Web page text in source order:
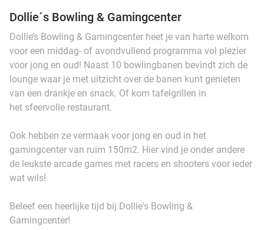
Dollie´s Bowling & Gamingcenter
Dollie’s Bowling & Gamingcenter heet je van harte welkom
voor een middag- of avondvullend programma vol plezier
voor jong en oud! Naast 10 bowlingbanen bevindt zich de
lounge waar je met uitzicht over de banen kunt genieten
van een drankje en snack. Of kom tafelgrillen in
het sfeervolle restaurant.
Ook hebben ze vermaak voor jong en oud in het
gamingcenter van ruim 150m2. Hier vind je onder andere
de leukste arcade games met racers en shooters voor ieder
wat wils!
Beleef een heerlijke tijd bij Dollie's Bowling &
Gamingcenter!